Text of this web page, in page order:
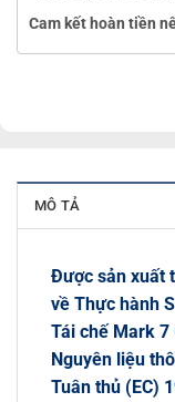
Cam kết hoàn tiền
MÔ TẢ
Được sản xuất
về Thực hành
Tái chế Mark 7
Nguyên liệu
Tuân thủ (EC)